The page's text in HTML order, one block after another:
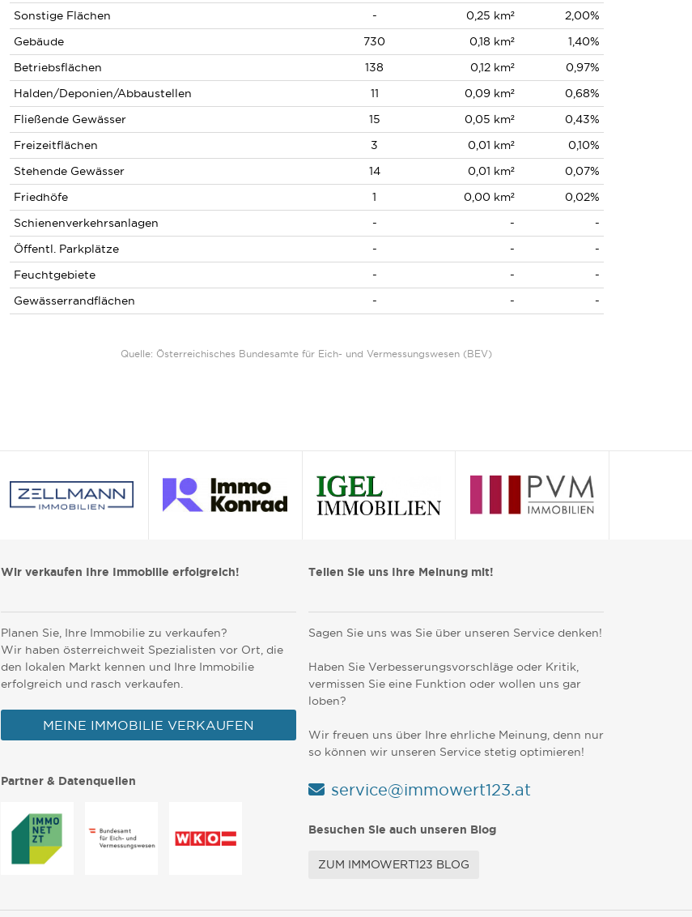
Sonstige Flächen
- 0,25 km²
2,00%
Gebäude
730 0,18 km²
1,40%
Betriebsflächen
138 0,12 km²
0,97%
Halden/Deponien/Abbaustellen
11 0,09 km²
0,68%
Fließende Gewässer
15 0,05 km²
0,43%
Freizeitflächen
3 0,01 km²
0,10%
Stehende Gewässer
14 0,01 km²
0,07%
Friedhöfe
1 0,00 km²
0,02%
Schienenverkehrsanlagen
- -
-
Öffentl. Parkplätze
- -
-
Feuchtgebiete
- -
-
Gewässerrandflächen
- - -
Quelle: Österreichisches Bundesamte für Eich- und Vermessungswesen (BEV)
Wir verkaufen Ihre Immobilie erfolgreich!
Planen Sie, Ihre Immobilie zu verkaufen?
Wir haben österreichweit Spezialisten vor Ort, die
den lokalen Markt kennen und Ihre Immobilie
erfolgreich und rasch verkaufen.
MEINE IMMOBILIE VERKAUFEN
Partner & Datenquellen
Teilen Sie uns Ihre Meinung mit!
Sagen Sie uns was Sie über unseren Service denken!
Haben Sie Verbesserungsvorschläge oder Kritik,
vermissen Sie eine Funktion oder wollen uns gar
loben?
Wir freuen uns über Ihre ehrliche Meinung, denn nur
so können wir unseren Service stetig optimieren!
service@immowert123.at
Besuchen Sie auch unseren Blog
ZUM IMMOWERT123 BLOG